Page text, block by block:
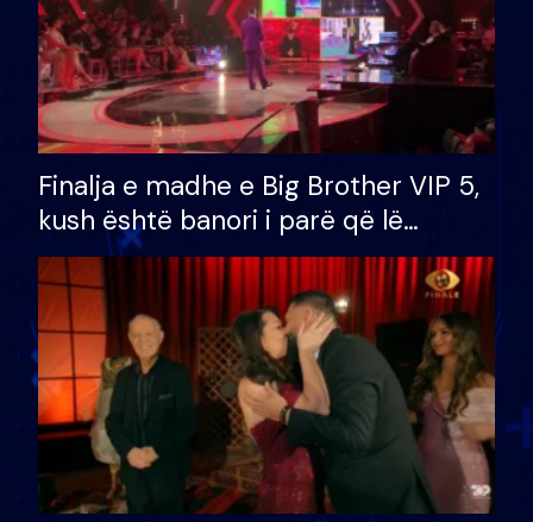
Finalja e madhe e Big Brother VIP 5,
kush është banori i parë që lë
shtëpinë dhe humb mundësinë për
të fituar çmimin e madh